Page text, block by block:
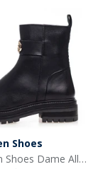
Shoes
Copenhagen Shoes Dame Alle Gode Vibs Støvler 0001 Sort